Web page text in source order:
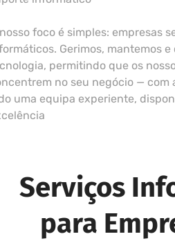
foco é simples: empresas
Gerimos, mantemos e
permitindo que os
no seu negócio — com
uma equipa experiente,
Serviços
para